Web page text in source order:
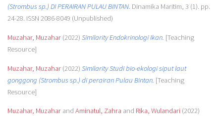
(Strombus sp.) DI PERAIRAN PULAU BINTAN. Dinamika Maritim, 3 (1). pp.
24-28. ISSN 2086-8049 (Unpublished)
Muzahar, Muzahar(2022) Similarity Endokrinologi Ikan. [Teaching
Resource]
Muzahar, Muzahar(2022) Similarity Studi bio-ekologi siput laut
gonggong (Strombus sp.) di perairan Pulau Bintan. [Teaching
Resource]
Muzahar, Muzaharand Aminatul, Zahra and Rika, Wulandari(2022)